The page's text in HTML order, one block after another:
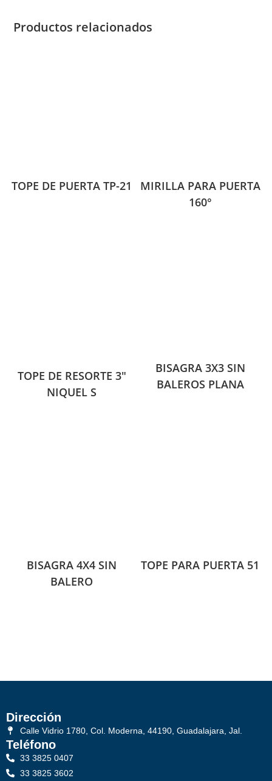
Productos relacionados
TOPE DE PUERTA TP-21
MIRILLA PARA PUERTA
160°
TOPE DE RESORTE 3″
NIQUEL S
BISAGRA 3X3 SIN
BALEROS PLANA
BISAGRA 4X4 SIN
BALERO
TOPE PARA PUERTA 51
Dirección
Calle Vidrio 1780, Col. Moderna, 44190, Guadalajara, Jal.
Teléfono
33 3825 0407
33 3825 3602